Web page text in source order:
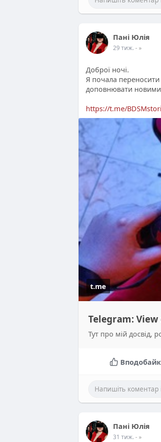
Пані Юлія
29 тиж.- »
Доброї ночі.
Я почала переносити
доповнювати новими
https://t.me/
t.me
Telegram: View
Тут про мій досвід,
Пані Юлія
31 тиж.- »